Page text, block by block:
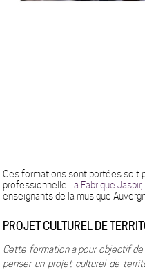
Ces formations sont portées soit
professionnelle
La Fabrique Jaspir,
enseignants de la musique
PROJET CULTUREL DE
Cette formation a pour objectif
penser un projet culturel de